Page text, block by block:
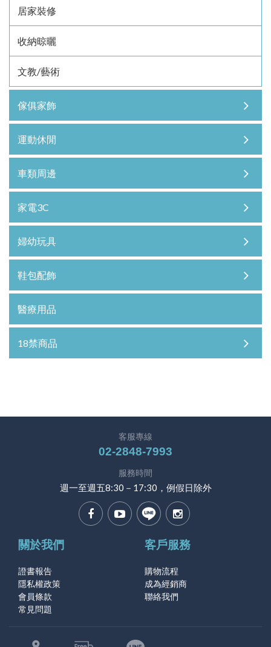
居家裝修
收納晾曬
文教/藝術
傢俱家飾
運動休閒
車類周邊
家電3C
婦幼玩具
鞋包配飾
醫療用品
18禁商品
客服專線
02-2848-7993
服務時間
週一至週五8:30－17:30，例假日除外
關於我們
證書報告
隱私權政策
會員條款
常見問題
客戶服務
購物流程
成為經銷商
聯絡我們